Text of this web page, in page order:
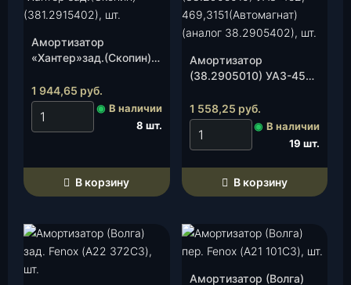
о
в
П
о
"
Амортизатор
«Хантер»зад.(Скопин)
1 944,65 руб.
◉ В наличии
8 шт.
В корзину
Амортизатор
(38.2905010) УАЗ-452,
(аналог 38.2905402),
шт.
1 558,25 руб.
◉ В наличии
19 шт.
В корзину
Амортизатор (Волга)